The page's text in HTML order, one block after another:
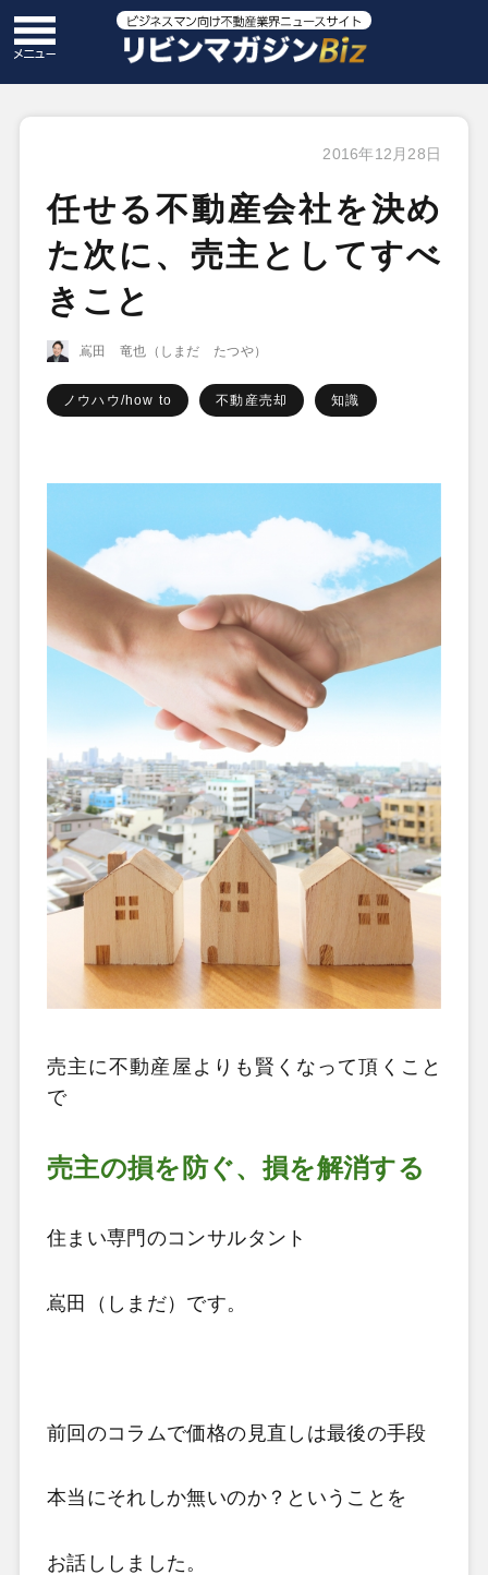
2016年12月28日
任せる不動産会社を決め
た次に、売主としてすべ
きこと
嶌田 竜也（しまだ たつや）
ノウハウ/how to 不動産売却 知識
売主に不動産屋よりも賢くなって頂くこと
で
売主の損を防ぐ、損を解消する
住まい専門のコンサルタント
嶌田（しまだ）です。
前回のコラムで価格の見直しは最後の手段
本当にそれしか無いのか？ということを
お話ししました。